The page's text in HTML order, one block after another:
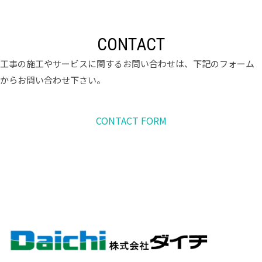
CONTACT
工事の施工やサービスに関するお問い合わせは、下記のフォーム
からお問い合わせ下さい。
CONTACT FORM